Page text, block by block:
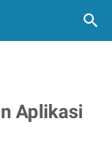
Aplikasi